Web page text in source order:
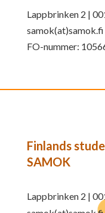
Lappbrinken 2 |
samok(at)samok.fi
FO-nummer:
Finlands
SAMOK
Lappbrinken 2 |